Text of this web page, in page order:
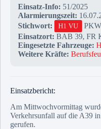
Einsatz-Info: 51/2025
Alarmierungszeit:
Stichwort:
H1 VU
Einsatzort: BAB 39, FR
Eingesetzte Fahrzeuge:
Weitere Kräfte:
Einsatzbericht:
Am Mittwochvormittag
Verkehrsunfall auf die A39
gerufen.